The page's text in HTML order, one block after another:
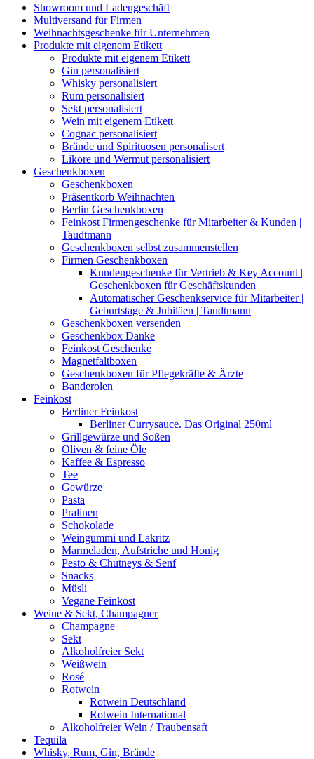
Showroom und Ladengeschäft
Multiversand für Firmen
Weihnachtsgeschenke für Unternehmen
Produkte mit eigenem Etikett
Produkte mit eigenem Etikett
Gin personalisiert
Whisky personalisiert
Rum personalisiert
Sekt personalisiert
Wein mit eigenem Etikett
Cognac personalisiert
Brände und Spirituosen personalisert
Liköre und Wermut personalisiert
Geschenkboxen
Geschenkboxen
Präsentkorb Weihnachten
Berlin Geschenkboxen
Feinkost Firmengeschenke für Mitarbeiter & Kunden |
Taudtmann
Geschenkboxen selbst zusammenstellen
Firmen Geschenkboxen
Kundengeschenke für Vertrieb & Key Account |
Geschenkboxen für Geschäftskunden
Automatischer Geschenkservice für Mitarbeiter |
Geburtstage & Jubiläen | Taudtmann
Geschenkboxen versenden
Geschenkbox Danke
Feinkost Geschenke
Magnetfaltboxen
Geschenkboxen für Pflegekräfte & Ärzte
Banderolen
Feinkost
Berliner Feinkost
Berliner Currysauce. Das Original 250ml
Grillgewürze und Soßen
Oliven & feine Öle
Kaffee & Espresso
Tee
Gewürze
Pasta
Pralinen
Schokolade
Weingummi und Lakritz
Marmeladen, Aufstriche und Honig
Pesto & Chutneys & Senf
Snacks
Müsli
Vegane Feinkost
Weine & Sekt, Champagner
Champagne
Sekt
Alkoholfreier Sekt
Weißwein
Rosé
Rotwein
Rotwein Deutschland
Rotwein International
Alkoholfreier Wein / Traubensaft
Tequila
Whisky, Rum, Gin, Brände